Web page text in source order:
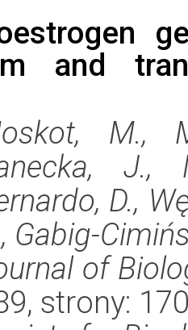
and
M.,
J.,
D.,
Gabig-
of
strony: